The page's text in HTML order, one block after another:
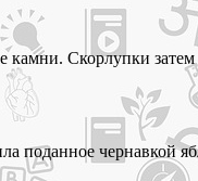
камни. Скорлупки
поданное чернавкой